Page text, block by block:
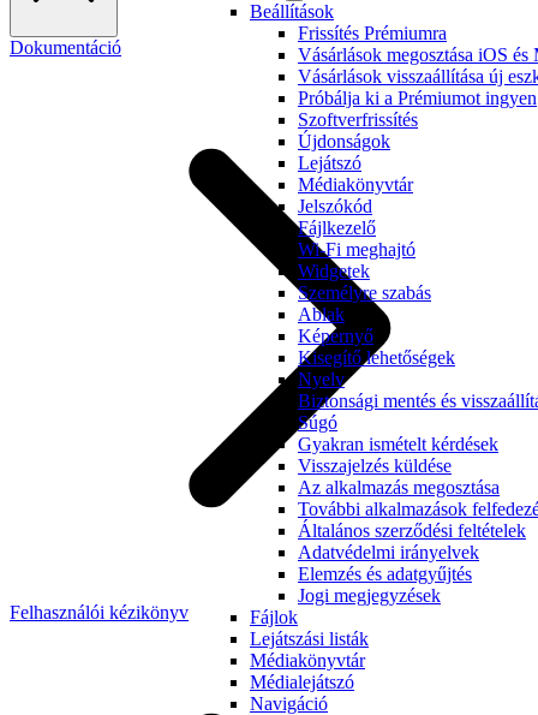
Beállítások
Frissítés Prémiumra
Vásárlások megosztása iOS és
Vásárlások visszaállítása új
Próbálja ki a Prémiumot ingyen
Szoftverfrissítés
Újdonságok
Lejátszó
Médiakönyvtár
Jelszókód
Fájlkezelő
Wi-Fi meghajtó
Widgetek
Személyre szabás
Ablak
Képernyő
Kisegítő lehetőségek
Nyelv
Biztonsági mentés és
Súgó
Gyakran ismételt kérdések
Visszajelzés küldése
Az alkalmazás megosztása
További alkalmazások
Általános szerződési feltételek
Adatvédelmi irányelvek
Elemzés és adatgyűjtés
Jogi megjegyzések
Fájlok
Lejátszási listák
Médiakönyvtár
Médialejátszó
Navigáció
Dokumentáció
Felhasználói kézikönyv